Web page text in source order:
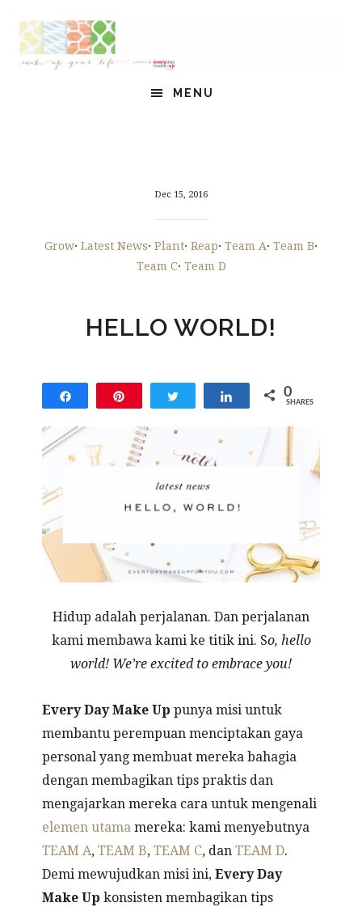
content
primary
footer
MENU
Dec 15, 2016
Grow· Latest News· Plant· Reap· Team A· Team B·
Team C· Team D
HELLO WORLD!
Share 0
SHARES
Hidup adalah perjalanan. Dan perjalanan
kami membawa kami ke titik ini. So, hello
world! We’re excited to embrace you!
Every Day Make Up punya misi untuk
membantu perempuan menciptakan gaya
personal yang membuat mereka bahagia
dengan membagikan tips praktis dan
mengajarkan mereka cara untuk mengenali
elemen utama mereka: kami menyebutnya
TEAM A,TEAM B,TEAM C, dan TEAM D.
Demi mewujudkan misi ini,Every Day
Make Up konsisten membagikan tips